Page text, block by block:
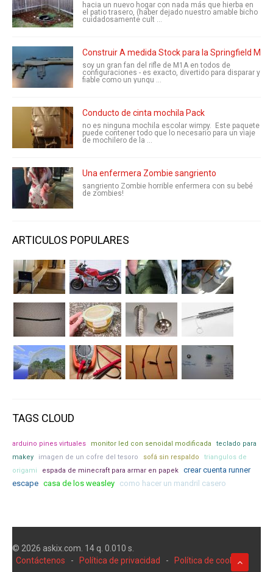
hacia un nuevo hogar con nada más que hierba en
el patio trasero, (haber dejado nuestro amable bicho
cuidadosamente cult ...
Construir A medida Stock para la Springfield M1A
soy un gran fan del rifle de M1A en todos de
configuraciones - es exacto, divertido para disparar y
fiable como un yunqu ...
Conducto de cinta mochila Pack
no es ninguna mochila escolar wimpy. Este paquete
puede contener todo que lo necesario para un viaje
de mochilero de la ...
Una enfermera Zombie sangriento
sangriento Zombie horrible enfermera con su bebé
de zombies!
ARTICULOS POPULARES
TAGS CLOUD
arduino pines virtuales monitor led con senoidal modificada
teclado para
makey
imagen de un cofre del tesoro sofá sin respaldo
triangulos de
origami
espada de minecraft para armar en papek
crear cuenta runner
escape casa de los weasley como hacer un mandril casero
© 2026 askix.com. 14 q. 0.010 s.
Contáctenos
- Política de privacidad - Política de cookies